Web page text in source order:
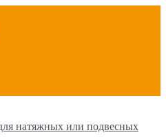
натяжных или подвесных